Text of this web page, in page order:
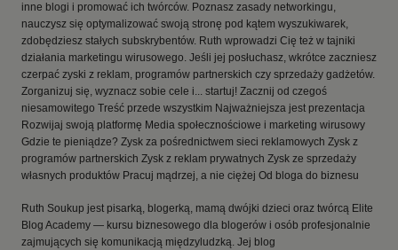
inne blogi i promować ich twórców. Poznasz zasady networkingu,
nauczysz się optymalizować swoją stronę pod kątem wyszukiwarek,
zdobędziesz stałych subskrybentów. Ruth wprowadzi Cię też w tajniki
działania marketingu wirusowego. Jeśli jej posłuchasz, wkrótce zaczniesz
czerpać zyski z reklam, programów partnerskich czy sprzedaży gadżetów.
Zorganizuj się, wyznacz sobie cele i... startuj! Zacznij od czegoś
niesamowitego Treść przede wszystkim Najważniejsza jest prezentacja
Rozwijaj swoją platformę Media społecznościowe i marketing wirusowy
Gdzie te pieniądze? Zysk za pośrednictwem sieci reklamowych Zysk z
programów partnerskich Zysk z reklam prywatnych Zysk ze sprzedaży
własnych produktów Pracuj mądrzej, a nie ciężej Od bloga do biznesu
Ruth Soukup jest pisarką, blogerką, mamą dwójki dzieci oraz twórcą Elite
Blog Academy — kursu biznesowego dla blogerów i osób profesjonalnie
zajmujących się komunikacją międzyludzką. Jej blog